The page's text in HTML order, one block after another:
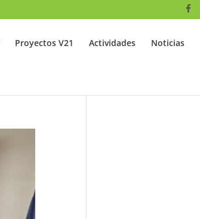
Proyectos V21 Actividades Noticias